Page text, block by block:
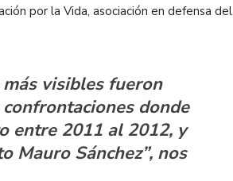
por la Vida, asociación en defensa del
visibles fueron
donde
entre 2011 al 2012, y
Mauro Sánchez”, nos